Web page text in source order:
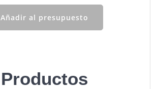
Añadir al presupuesto
Productos